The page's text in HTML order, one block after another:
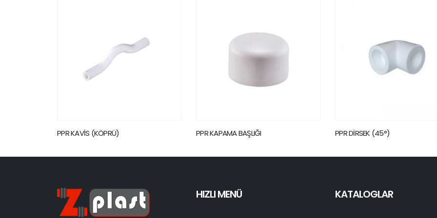
PPR KAPAMA BAŞLIĞI PPR DİRSEK (45°) PPR DİRSEK (90°)
HIZLI MENÜ KATALOGLAR